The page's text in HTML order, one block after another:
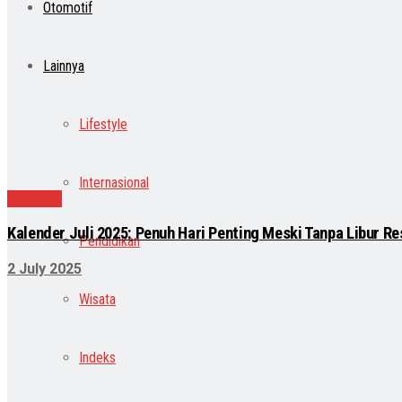
Otomotif
Lainnya
Lifestyle
Internasional
Pendidikan
Wisata
Indeks
Kalender Juli 2025: Penuh Hari Penting Meski Tanpa Libur
2 July 2025